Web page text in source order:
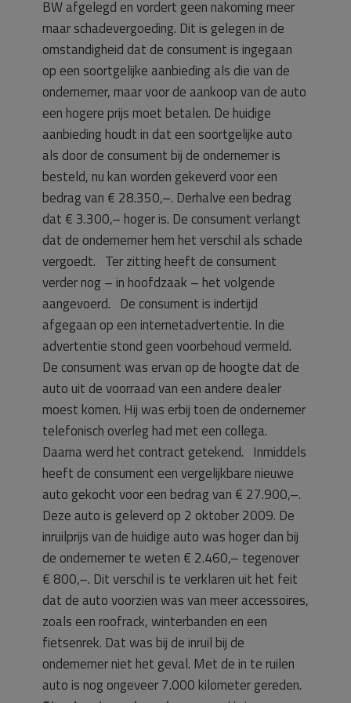
BW afgelegd en vordert geen nakoming meer
maar schadevergoeding. Dit is gelegen in de
omstandigheid dat de consument is ingegaan
op een soortgelijke aanbieding als die van de
ondernemer, maar voor de aankoop van de auto
een hogere prijs moet betalen. De huidige
aanbieding houdt in dat een soortgelijke auto
als door de consument bij de ondernemer is
besteld, nu kan worden gekeverd voor een
bedrag van € 28.350,–. Derhalve een bedrag
dat € 3.300,– hoger is. De consument verlangt
dat de ondernemer hem het verschil als schade
vergoedt. Ter zitting heeft de consument
verder nog – in hoofdzaak – het volgende
aangevoerd. De consument is indertijd
afgegaan op een internetadvertentie. In die
advertentie stond geen voorbehoud vermeld.
De consument was ervan op de hoogte dat de
auto uit de voorraad van een andere dealer
moest komen. Hij was erbij toen de ondernemer
telefonisch overleg had met een collega.
Daarna werd het contract getekend. Inmiddels
heeft de consument een vergelijkbare nieuwe
auto gekocht voor een bedrag van € 27.900,–.
Deze auto is geleverd op 2 oktober 2009. De
inruilprijs van de huidige auto was hoger dan bij
de ondernemer te weten € 2.460,– tegenover
€ 800,–. Dit verschil is te verklaren uit het feit
dat de auto voorzien was van meer accessoires,
zoals een roofrack, winterbanden en een
fietsenrek. Dat was bij de inruil bij de
ondernemer niet het geval. Met de in te ruilen
auto is nog ongeveer 7.000 kilometer gereden.